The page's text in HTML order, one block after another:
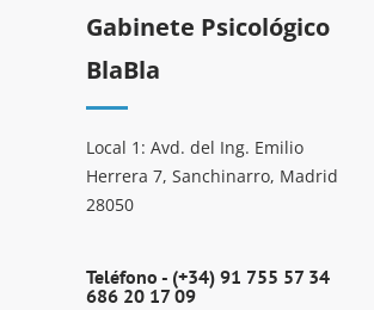
Gabinete Psicológico
BlaBla
Local 1: Avd. del Ing. Emilio
Herrera 7, Sanchinarro, Madrid
28050
Teléfono - (+34) 91 755 57 34
686 20 17 09